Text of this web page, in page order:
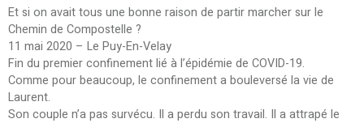
Et si on avait tous une bonne raison de partir marcher sur le
Chemin de Compostelle ?
11 mai 2020 – Le Puy-En-Velay
Fin du premier confinement lié à l’épidémie de COVID-19.
Comme pour beaucoup, le confinement a bouleversé la vie de
Laurent.
Son couple n’a pas survécu. Il a perdu son travail. Il a attrapé le